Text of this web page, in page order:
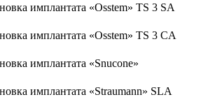
имплантата «Osstem» TS 3 SA
имплантата «Osstem» TS 3 CA
имплантата «Snucone»
имплантата «Straumann» SLA